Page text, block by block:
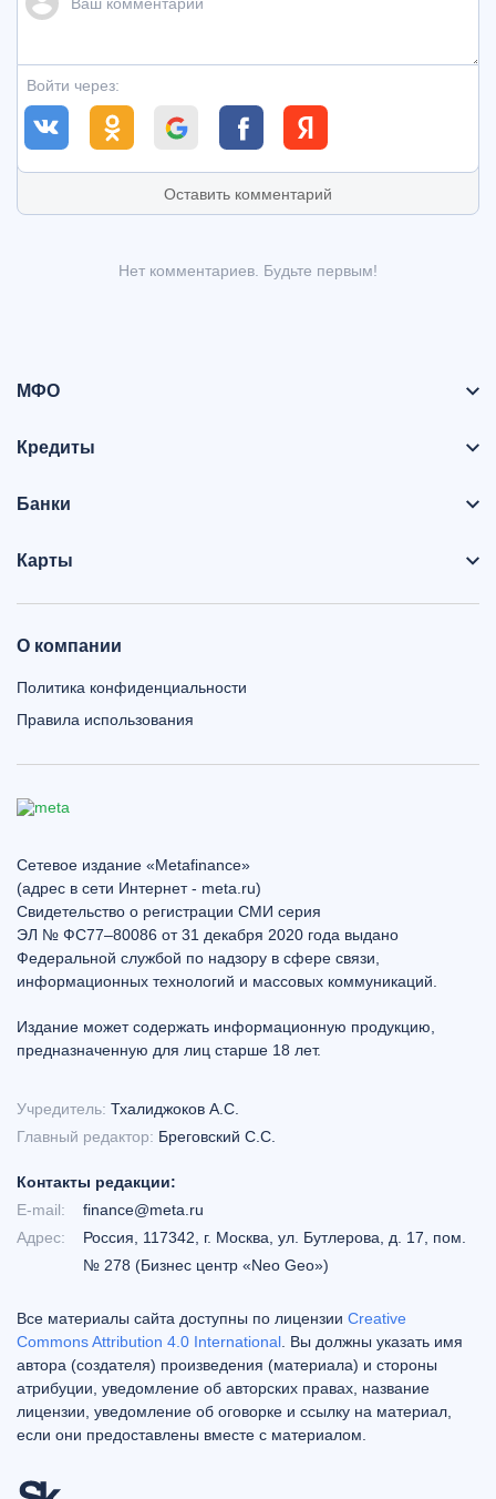
Войти через:
Оставить комментарий
Нет комментариев. Будьте первым!
МФО
Кредиты
Банки
Карты
О компании
Политика конфиденциальности
Правила использования
Сетевое издание «Metafinance»
(адрес в сети Интернет - meta.ru)
Свидетельство о регистрации СМИ серия
ЭЛ № ФС77–80086 от 31 декабря 2020 года выдано
Федеральной службой по надзору в сфере связи,
информационных технологий и массовых коммуникаций.
Издание может содержать информационную продукцию,
предназначенную для лиц старше 18 лет.
Учредитель: Тхалиджоков А.С.
Главный редактор: Бреговский С.С.
Контакты редакции:
E-mail:
finance@meta.ru
Адрес:
Россия, 117342, г. Москва, ул. Бутлерова, д. 17, пом.
№ 278 (Бизнес центр «Neo Geo»)
Все материалы сайта доступны по лицензии Creative
Commons Attribution 4.0 International . Вы должны указать имя
автора (создателя) произведения (материала) и стороны
атрибуции, уведомление об авторских правах, название
лицензии, уведомление об оговорке и ссылку на материал,
если они предоставлены вместе с материалом.